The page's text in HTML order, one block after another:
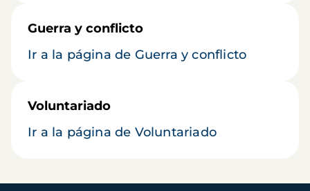
Guerra y conflicto
Ir a la página de Guerra y conflicto
Voluntariado
Ir a la página de Voluntariado